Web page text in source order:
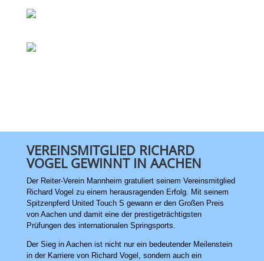
VEREINSMITGLIED RICHARD
VOGEL GEWINNT IN AACHEN
Der Reiter-Verein Mannheim gratuliert seinem Vereinsmitglied
Richard Vogel zu einem herausragenden Erfolg. Mit seinem
Spitzenpferd United Touch S gewann er den Großen Preis
von Aachen und damit eine der prestigeträchtigsten
Prüfungen des internationalen Springsports.
Der Sieg in Aachen ist nicht nur ein bedeutender Meilenstein
in der Karriere von Richard Vogel, sondern auch ein